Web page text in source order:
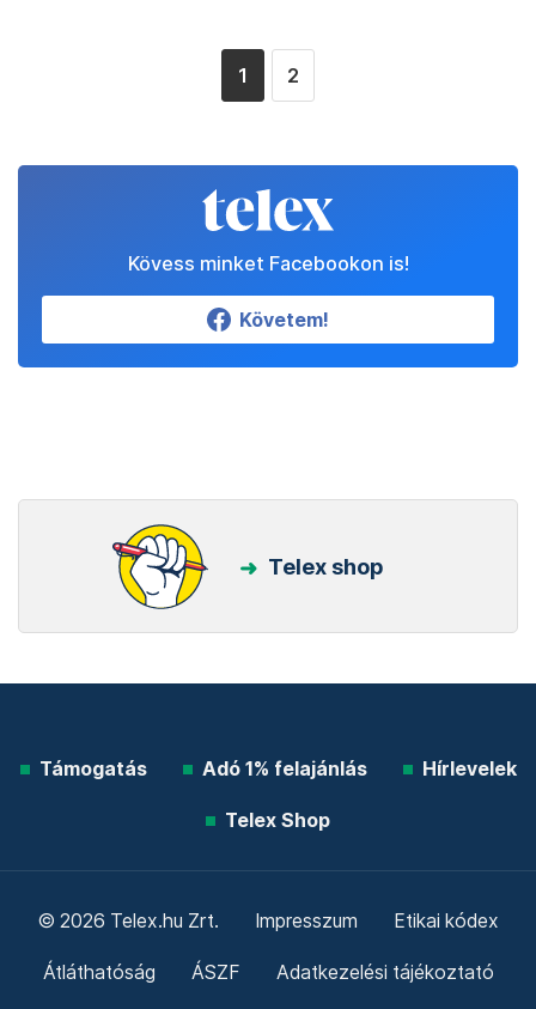
1 2
Kövess minket Facebookon is!
Követem!
Telex shop
Támogatás Adó 1% felajánlás Hírlevelek
Telex Shop
© 2026 Telex.hu Zrt. Impresszum Etikai kódex
Átláthatóság ÁSZF Adatkezelési tájékoztató